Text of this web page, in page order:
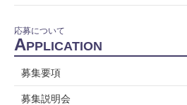
応募について
APPLICATION
募集要項
募集説明会